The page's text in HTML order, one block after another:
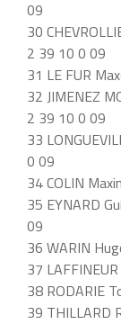
09
30
2 39 10 0 09
31 LE FUR
32 JIMENEZ
2 39 10 0 09
33
0 09
34 COLIN
35 EYNARD
09
36 WARIN
37
38 RODARIE
39 THILLARD